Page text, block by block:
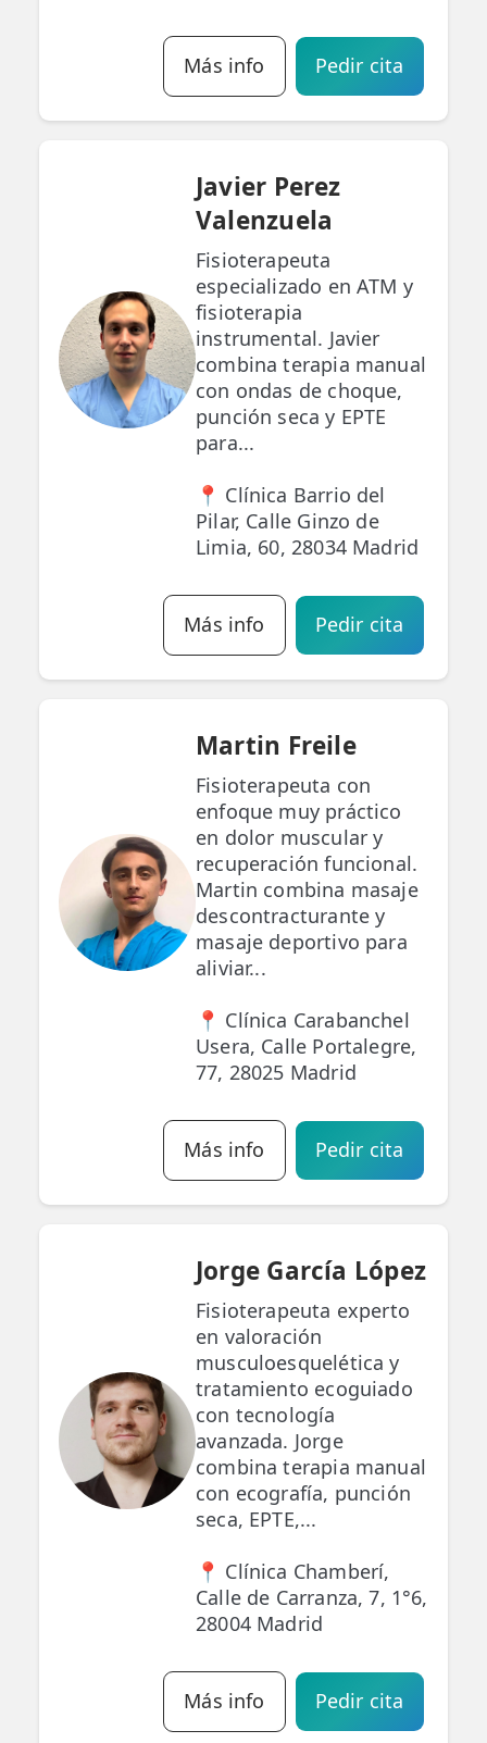
Más info Pedir cita
Javier Perez
Valenzuela
Fisioterapeuta
especializado en ATM y
fisioterapia
instrumental. Javier
combina terapia manual
con ondas de choque,
punción seca y EPTE
para...
📍 Clínica Barrio del
Pilar, Calle Ginzo de
Limia, 60, 28034 Madrid
Más info Pedir cita
Martin Freile
Fisioterapeuta con
enfoque muy práctico
en dolor muscular y
recuperación funcional.
Martin combina masaje
descontracturante y
masaje deportivo para
aliviar...
📍 Clínica Carabanchel
Usera, Calle Portalegre,
77, 28025 Madrid
Más info Pedir cita
Jorge García López
Fisioterapeuta experto
en valoración
musculoesquelética y
tratamiento ecoguiado
con tecnología
avanzada. Jorge
combina terapia manual
con ecografía, punción
seca, EPTE,...
📍 Clínica Chamberí,
Calle de Carranza, 7, 1°6,
28004 Madrid
Más info Pedir cita